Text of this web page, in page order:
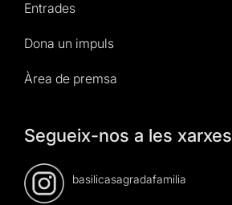
Entrades
Dona un impuls
Àrea de premsa
Segueix-nos a les xarxes
basilicasagradafamilia